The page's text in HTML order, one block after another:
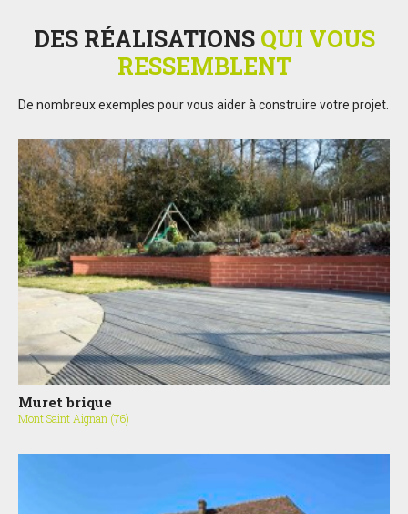
DES RÉALISATIONS QUI VOUS
RESSEMBLENT
De nombreux exemples pour vous aider à construire votre projet.
Muret brique
Mont Saint Aignan (76)